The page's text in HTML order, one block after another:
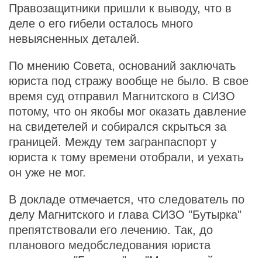
Правозащитники пришли к выводу, что в
деле о его гибели осталось много
невыясненных деталей.
По мнению Совета, оснований заключать
юриста под стражу вообще не было. В свое
время суд отправил Магнитского в СИЗО
потому, что он якобы мог оказать давление
на свидетелей и собирался скрыться за
границей. Между тем загранпаспорт у
юриста к тому времени отобрали, и уехать
он уже не мог.
В докладе отмечается, что следователь по
делу Магнитского и глава СИЗО "Бутырка"
препятствовали его лечению. Так, до
планового медобследования юриста